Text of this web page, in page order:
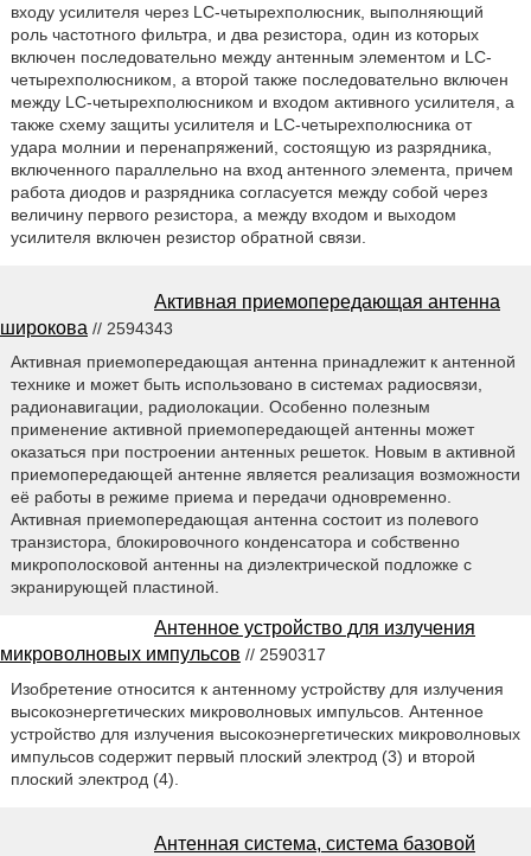
входу усилителя через LC-четырехполюсник, выполняющий
роль частотного фильтра, и два резистора, один из которых
включен последовательно между антенным элементом и LC-
четырехполюсником, а второй также последовательно включен
между LC-четырехполюсником и входом активного усилителя, а
также схему защиты усилителя и LC-четырехполюсника от
удара молнии и перенапряжений, состоящую из разрядника,
включенного параллельно на вход антенного элемента, причем
работа диодов и разрядника согласуется между собой через
величину первого резистора, а между входом и выходом
усилителя включен резистор обратной связи.
Активная приемопередающая антенна
широкова // 2594343
Активная приемопередающая антенна принадлежит к антенной
технике и может быть использовано в системах радиосвязи,
радионавигации, радиолокации. Особенно полезным
применение активной приемопередающей антенны может
оказаться при построении антенных решеток. Новым в активной
приемопередающей антенне является реализация возможности
её работы в режиме приема и передачи одновременно.
Активная приемопередающая антенна состоит из полевого
транзистора, блокировочного конденсатора и собственно
микрополосковой антенны на диэлектрической подложке с
экранирующей пластиной.
Антенное устройство для излучения
микроволновых импульсов // 2590317
Изобретение относится к антенному устройству для излучения
высокоэнергетических микроволновых импульсов. Антенное
устройство для излучения высокоэнергетических микроволновых
импульсов содержит первый плоский электрод (3) и второй
плоский электрод (4).
Антенная система, система базовой